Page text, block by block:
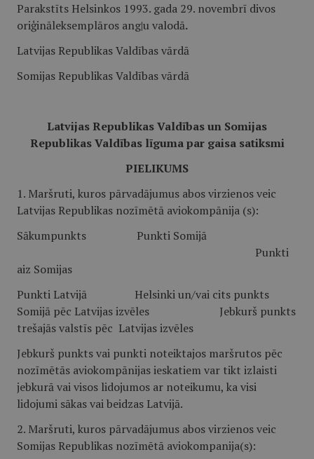
Parakstīts Helsinkos 1993. gada 29. novembrī divos
oriģināleksemplāros ang|u valodā.
Latvijas Republikas Valdības vārdā
Somijas Republikas Valdības vārdā
Latvijas Republikas Valdības un Somijas
Republikas Valdības līguma par gaisa satiksmi
PIELIKUMS
1. Maršruti, kuros pārvadājumus abos virzienos veic
Latvijas Republikas nozīmētā aviokompānija (s):
Sākumpunkts Punkti Somijā
Punkti
aiz Somijas
Punkti Latvijā Helsinki un/vai cits punkts
Somijā pēc Latvijas izvēles Jebkurš punkts
trešajās valstīs pēc Latvijas izvēles
Jebkurš punkts vai punkti noteiktajos maršrutos pēc
nozīmētās aviokompānijas ieskatiem var tikt izlaisti
jebkurā vai visos lidojumos ar noteikumu, ka visi
lidojumi sākas vai beidzas Latvijā.
2. Maršruti, kuros pārvadājumus abos virzienos veic
Somijas Republikas nozīmētā aviokompanija(s):